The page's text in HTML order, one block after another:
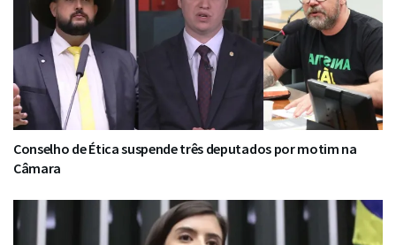
Conselho de Ética suspende três deputados por motim na
Câmara